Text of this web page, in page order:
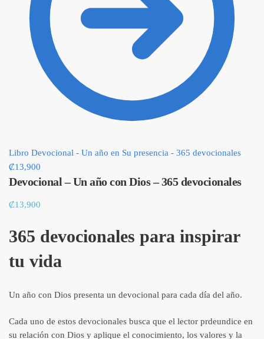
Libro Devocional - Un año en Su presencia - 365 devocionales
₡13,900
Devocional – Un año con Dios – 365 devocionales
₡13,900
365 devocionales para inspirar
tu vida
Un año con Dios presenta un devocional para cada día del año.
Cada uno de estos devocionales busca que el lector prdeundice en
su relación con Dios y aplique el conocimiento, los valores y la